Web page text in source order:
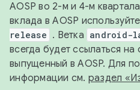
AOSP во 2-м и 4-м
вклада в AOSP
release . Ветка android-
всегда будет ссылаться
выпущенный в AOSP. Для
информации см. раздел